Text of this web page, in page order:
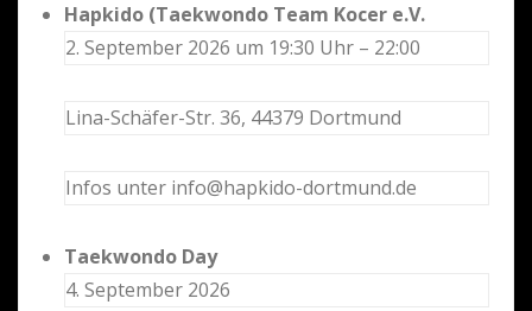
Hapkido (Taekwondo Team Kocer e.V.
2. September 2026 um 19:30 Uhr – 22:00
Lina-Schäfer-Str. 36, 44379 Dortmund
Infos unter info@hapkido-dortmund.de
Taekwondo Day
4. September 2026